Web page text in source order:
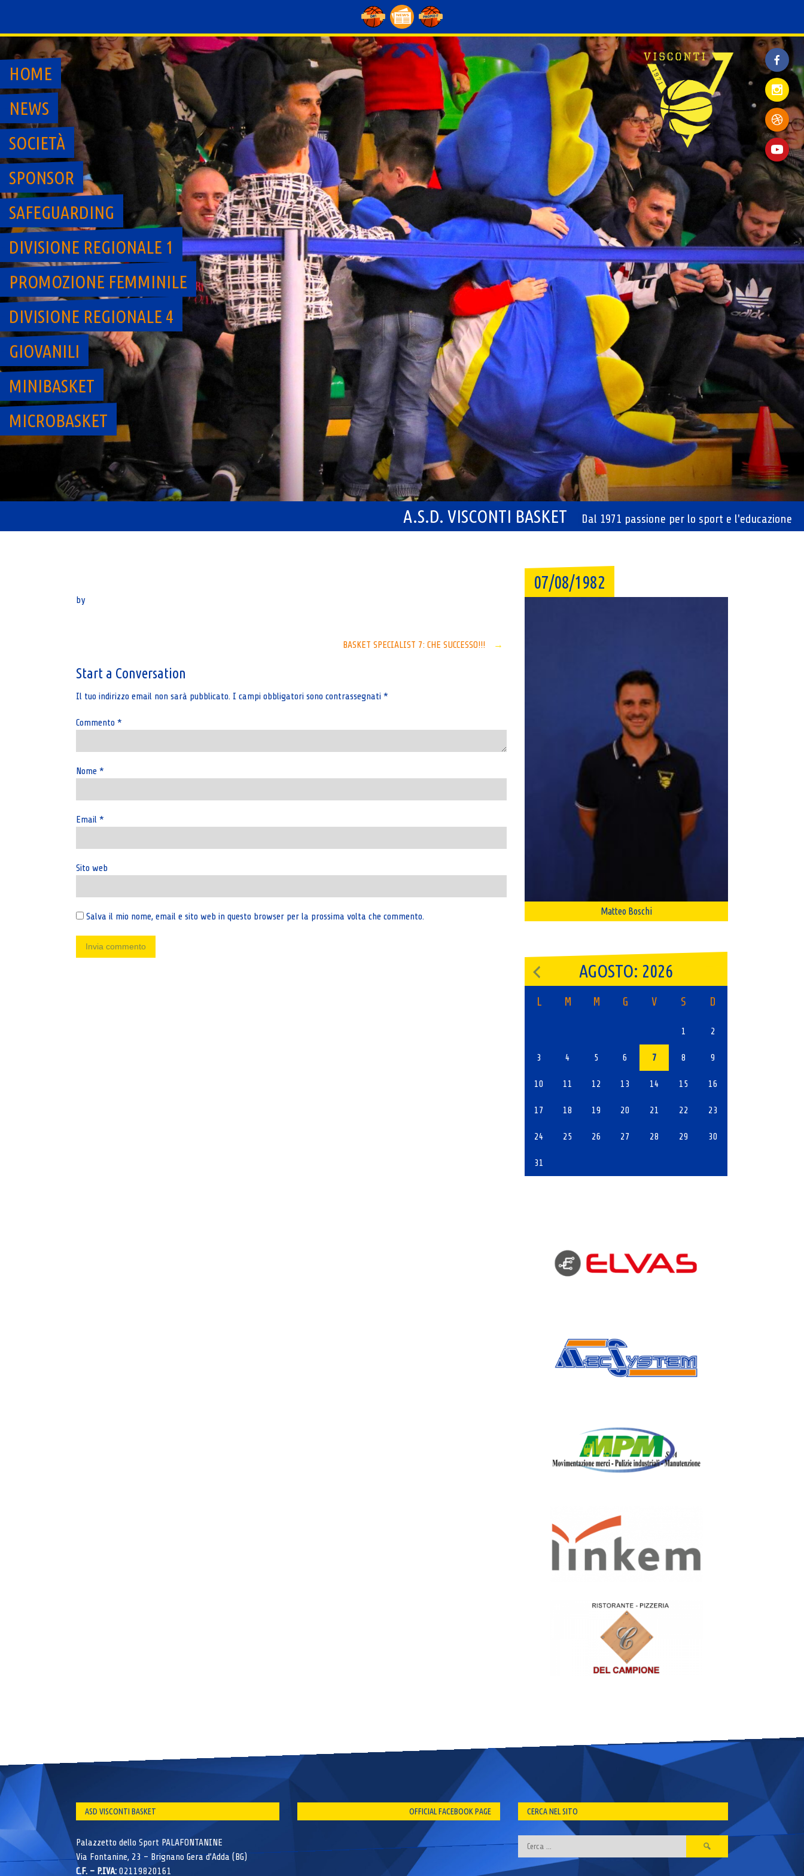
content
A.S.D. VISCONTI BASKET Dal 1971 passione per lo sport e l'educazione
HOME
NEWS
SOCIETÀ
SPONSOR
SAFEGUARDING
DIVISIONE REGIONALE 1
PROMOZIONE FEMMINILE
DIVISIONE REGIONALE 4
GIOVANILI
MINIBASKET
MICROBASKET
by
navigation
BASKET SPECIALIST 7: CHE SUCCESSO!!! →
Start a Conversation
Il tuo indirizzo email non sarà pubblicato. I campi obbligatori sono contrassegnati *
Commento *
Nome *
Email *
Sito web
Salva il mio nome, email e sito web in questo browser per la prossima volta che commento.
07/08/1982
Matteo Boschi
AGOSTO: 2026
L M M G V S D
1 2
3 4 5 6 7 8 9
10 11 12 13 14 15 16
17 18 19 20 21 22 23
24 25 26 27 28 29 30
31
ASD VISCONTI BASKET
Palazzetto dello Sport PALAFONTANINE
Via Fontanine, 23 – Brignano Gera d’Adda (BG)
C.F. – P.IVA: 02119820161
OFFICIAL FACEBOOK PAGE CERCA NEL SITO
Ricerca
per: